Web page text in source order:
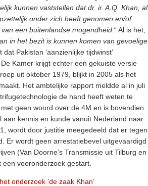
kunnen vaststellen dat dr. ir. A.Q. Khan, al
onder zich heeft genomen en/of
een buitenlandse mogendheid .“ Al is het,
in het bezit is kunnen komen van gevoelige
dat Pakistan ‘aanzienlijke tijdwinst’
Kamer krijgt echter een gekuiste versie
uit oktober 1979, blijkt in 2005 als het
Het ambtelijke rapport meldde al in juli
de hand heeft weten te
geen woord over de 4M en is bovendien
kennis en kunde vanuit Nederland naar
wordt door justitie meegedeeld dat er tegen
Er wordt geen arrestatiebevel uitgevaardigd
(Van Doorne’s Transmissie uit Tilburg en
vooronderzoek gestart.
onderzoek ’de zaak Khan’